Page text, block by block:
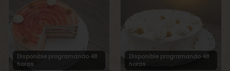
Disponible programando 48
horas
Disponible programando 48
horas